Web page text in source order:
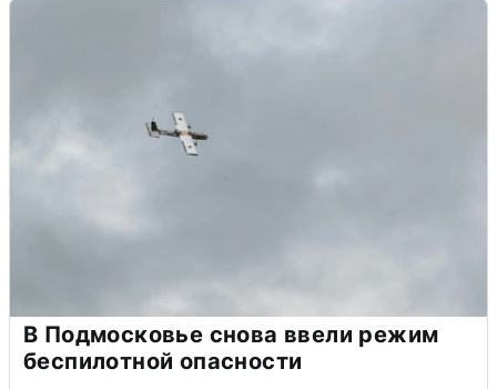
В Подмосковье снова ввели режим
беспилотной опасности